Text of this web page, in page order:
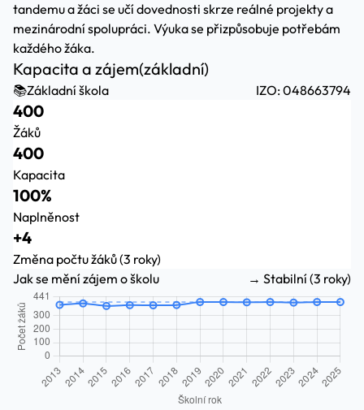
tandemu a žáci se učí dovednosti skrze reálné projekty a
mezinárodní spolupráci. Výuka se přizpůsobuje potřebám
každého žáka.
Kapacita a zájem(základní)
📚Základní škola IZO: 048663794
400
Žáků
400
Kapacita
100%
Naplněnost
+4
Změna počtu žáků (3 roky)
Jak se mění zájem o školu
→ Stabilní (3 roky)